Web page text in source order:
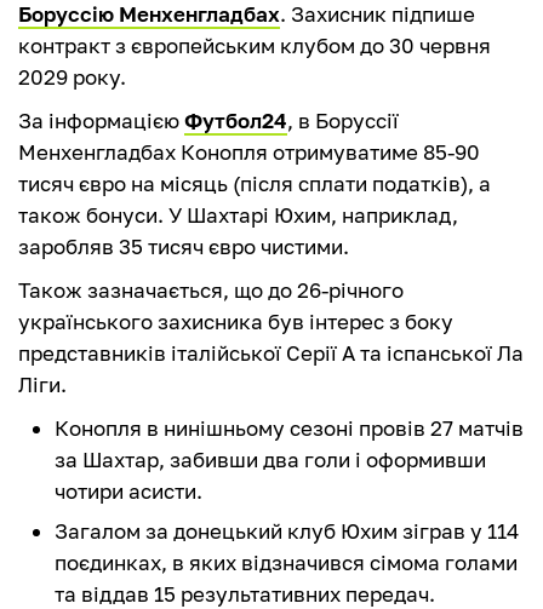
Боруссію Менхенгладбах. Захисник підпише
контракт з європейським клубом до 30 червня
2029 року.
За інформацієюФутбол24, в Боруссії
Менхенгладбах Конопля отримуватиме 85-90
тисяч євро на місяць (після сплати податків), а
також бонуси. У Шахтарі Юхим, наприклад,
заробляв 35 тисяч євро чистими.
Також зазначається, що до 26-річного
українського захисника був інтерес з боку
представників італійської Серії А та іспанської Ла
Ліги.
Конопля в нинішньому сезоні провів 27 матчів
за Шахтар, забивши два голи і оформивши
чотири асисти.
Загалом за донецький клуб Юхим зіграв у 114
поєдинках, в яких відзначився сімома голами
та віддав 15 результативних передач.